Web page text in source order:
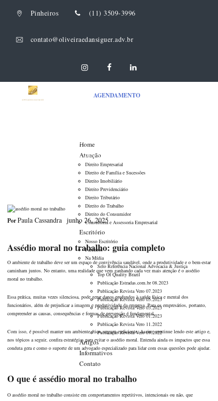
Pinheiros (11) 3509-3996
contato@oliveiraedansiguer.adv.br
AGENDAMENTO
Home
Atuação
Direito Empresarial
Direito de Família e Sucessões
Direito Imobiliário
Direito Previdenciário
Direito Tributário
Direito do Trabalho
Direito do Consumidor
Consultoria e Assessoria Empresarial
Escritório
Nosso Escritório
Parceiros
Na Mídia
Selo Referência Nacional Advocacia & Justiça
Top Of Quality Brazil
Publicação Estradas.com.br 08.2023
Publicação Revista Vero 07.2023
Publicação Revista Vero 05.2023
Publicação Revista Vero 03.2023
Publicação Revista Vero 01.2023
Publicação Revista Vero 11.2022
Publicação Revista Vero 09.2022
Artigos
Informativos
Contato
Assédio moral no trabalho: guia completo
Oliveira & Dansiguer Advogados Associados
Assédio moral no trabalho: guia completo
PorPaula Cassandra Junho 26, 2025
Assédio moral no trabalho: guia completo
O ambiente de trabalho deve ser um espaço de convivência saudável, onde a produtividade e o bem-estar
caminham juntos. No entanto, uma realidade que vem ganhando cada vez mais atenção é o assédio
moral no trabalho.
Essa prática, muitas vezes silenciosa, pode gerar danos profundos à saúde física e mental dos
funcionários, além de prejudicar a imagem e produtividade da empresa. Para os empresários, portanto,
compreender as causas, consequências e formas de prevenção é fundamental.
Com isso, é possível manter um ambiente ético, seguro e eficiente. Assim, continue lendo este artigo e,
nos tópicos a seguir, confira estratégias para evitar o assédio moral. Entenda ainda os impactos que essa
conduta gera e como o suporte de um advogado especializado para lidar com essas questões pode ajudar.
O que é assédio moral no trabalho
O assédio moral no trabalho consiste em comportamentos repetitivos, intencionais ou não, que